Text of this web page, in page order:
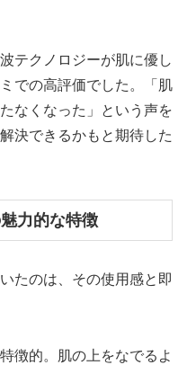
テクノロジーが肌に優し
での高評価でした。「肌
なくなった」という声を
決できるかもと期待した
力的な特徴
たのは、その使用感と即
徴的。肌の上をなでるよ